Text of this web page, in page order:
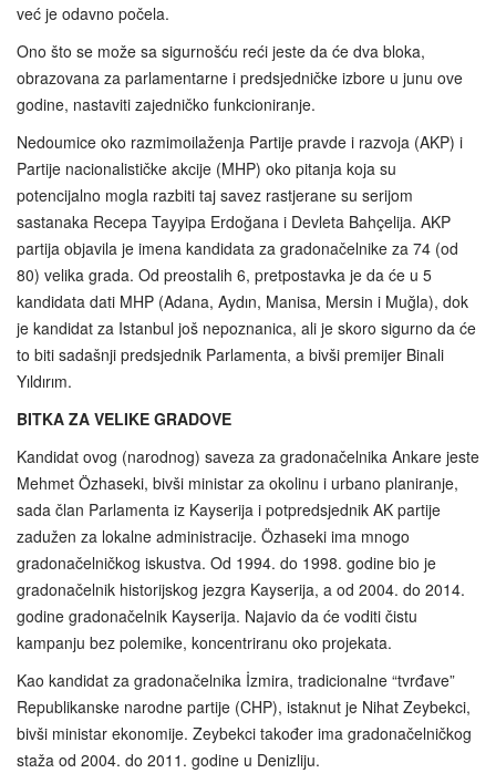
već je odavno počela.
Ono što se može sa sigurnošću reći jeste da će dva bloka,
obrazovana za parlamentarne i predsjedničke izbore u junu ove
godine, nastaviti zajedničko funkcioniranje.
Nedoumice oko razmimoilaženja Partije pravde i razvoja (AKP) i
Partije nacionalističke akcije (MHP) oko pitanja koja su
potencijalno mogla razbiti taj savez rastjerane su serijom
sastanaka Recepa Tayyipa Erdoğana i Devleta Bahçelija. AKP
partija objavila je imena kandidata za gradonačelnike za 74 (od
80) velika grada. Od preostalih 6, pretpostavka je da će u 5
kandidata dati MHP (Adana, Aydın, Manisa, Mersin i Muğla), dok
je kandidat za Istanbul još nepoznanica, ali je skoro sigurno da će
to biti sadašnji predsjednik Parlamenta, a bivši premijer Binali
Yıldırım.
BITKA ZA VELIKE GRADOVE
Kandidat ovog (narodnog) saveza za gradonačelnika Ankare jeste
Mehmet Özhaseki, bivši ministar za okolinu i urbano planiranje,
sada član Parlamenta iz Kayserija i potpredsjednik AK partije
zadužen za lokalne administracije. Özhaseki ima mnogo
gradonačelničkog iskustva. Od 1994. do 1998. godine bio je
gradonačelnik historijskog jezgra Kayserija, a od 2004. do 2014.
godine gradonačelnik Kayserija. Najavio da će voditi čistu
kampanju bez polemike, koncentriranu oko projekata.
Kao kandidat za gradonačelnika İzmira, tradicionalne “tvrđave”
Republikanske narodne partije (CHP), istaknut je Nihat Zeybekci,
bivši ministar ekonomije. Zeybekci također ima gradonačelničkog
staža od 2004. do 2011. godine u Denizliju.